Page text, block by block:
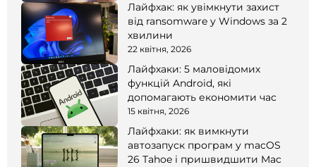
Лайфхак: як увімкнути захист
від ransomware у Windows за 2
хвилини
22 квітня, 2026
Лайфхаки: 5 маловідомих
функцій Android, які
допомагають економити час
15 квітня, 2026
Лайфхаки: як вимкнути
автозапуск програм у macOS
26 Tahoe і пришвидшити Mac